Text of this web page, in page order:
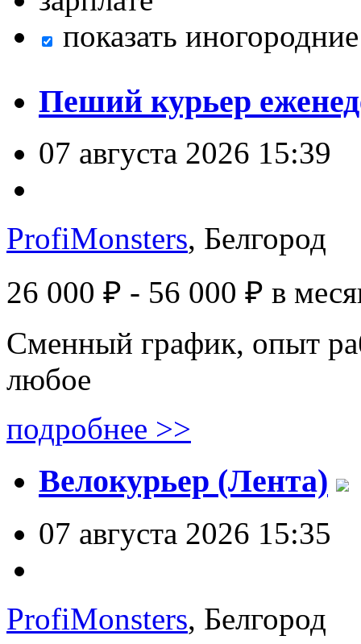
показать
Пеший курьер
07 августа 2026 15:39
ProfiMonsters, Белгород
26 000 ₽ - 56 000 ₽ в
Сменный график, опыт
любое
подробнее >>
Велокурьер (Лента)
07 августа 2026 15:35
ProfiMonsters, Белгород